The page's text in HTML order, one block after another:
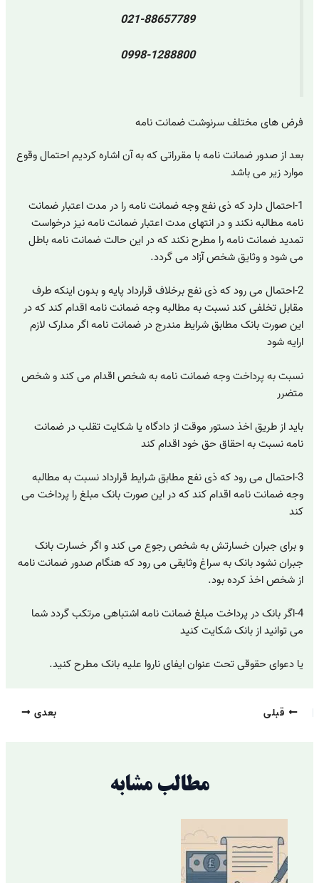
021-88657789
0998-1288800
فرض های مختلف سرنوشت ضمانت نامه
بعد از صدور ضمانت نامه با مقرراتی که به آن اشاره کردیم احتمال وقوع
موارد زیر می باشد
1-احتمال دارد که ذی نفع وجه ضمانت نامه را در مدت اعتبار ضمانت
نامه مطالبه نکند و در انتهای مدت اعتبار ضمانت نامه نیز درخواست
تمدید ضمانت نامه را مطرح نکند که در این حالت ضمانت نامه باطل
می شود و وثایق شخص آزاد می گردد.
2-احتمال می رود که ذی نفع برخلاف قرارداد پایه و بدون اینکه طرف
مقابل تخلفی کند نسبت به مطالبه وجه ضمانت نامه اقدام کند که در
این صورت بانک مطابق شرایط مندرج در ضمانت نامه اگر مدارک لازم
ارایه شود
نسبت به پرداخت وجه ضمانت نامه به شخص اقدام می کند و شخص
متضرر
باید از طریق اخذ دستور موقت از دادگاه یا شکایت تقلب در ضمانت
نامه نسبت به احقاق حق خود اقدام کند
3-احتمال می رود که ذی نفع مطابق شرایط قرارداد نسبت به مطالبه
وجه ضمانت نامه اقدام کند که در این صورت بانک مبلغ را پرداخت می
کند
و برای جبران خسارتش به شخص رجوع می کند و اگر خسارت بانک
جبران نشود بانک به سراغ وثایقی می رود که هنگام صدور ضمانت نامه
از شخص اخذ کرده بود.
4-اگر بانک در پرداخت مبلغ ضمانت نامه اشتباهی مرتکب گردد شما
می توانید از بانک شکایت کنید
یا دعوای حقوقی تحت عنوان ایفای ناروا علیه بانک مطرح کنید.
قبلی بعدی
مطالب مشابه